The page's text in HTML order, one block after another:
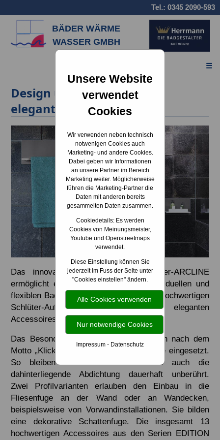
Tel.: 0345 2090-593
BÄDER WÄRME
WASSER GMBH
☰
Design und Funktionalität
elegant vereint
Das innovative Produktsystem Schlüter-ARCLINE
ermöglicht eine ganz neue Art der individuellen und
flexiblen Badgestaltung. Es besteht aus hochwertigen
Schlüter-Aufnahmeprofilen und eleganten
Accessoires aus dem Hause KEUCO.
Das Besondere: Die Accessoires werden nach dem
Motto „Klicken statt Bohren“ in die Profile eingesetzt.
So bleiben sowohl die Fliesen als auch die
dahinterliegende Abdichtung dauerhaft unberührt.
Zwei Profilvarianten erlauben den Einbau in die
Fliesenfuge an der Wand oder an Wandecken,
beispielsweise von Vorwandinstallationen. Sie bilden
eine dekorative Schattenfuge. Die insgesamt 13
hochwertigen Accessoires aus den Serien EDITION
Unsere Website
verwendet
Cookies
Wir verwenden neben technisch
notwenigen Cookies auch
Marketing- und andere Cookies.
Dabei geben wir Informationen
an unsere Partner im Bereich
Marketing weiter. Möglicherweise
führen die Marketing-Partner die
Daten mit anderen bereits
gesammelten Daten zusammen.
Cookiedetails: Es werden
Cookies von Meinungsmeister,
Youtube und Openstreetmaps
verwendet.
Diese Einstellung können Sie
jederzeit im Fuss der Seite unter
"Cookies einstellen" ändern.
Alle Cookies verwenden
Nur notwendige Cookies
Impressum - Datenschutz